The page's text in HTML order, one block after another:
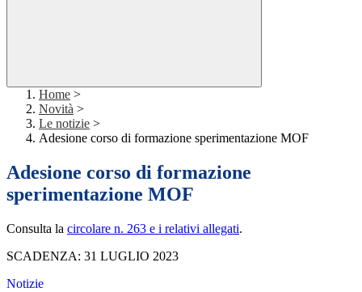
Home >
Novità >
Le notizie >
Adesione corso di formazione sperimentazione MOF
Adesione corso di formazione
sperimentazione MOF
Consulta la circolare n. 263 e i relativi allegati.
SCADENZA: 31 LUGLIO 2023
Notizie